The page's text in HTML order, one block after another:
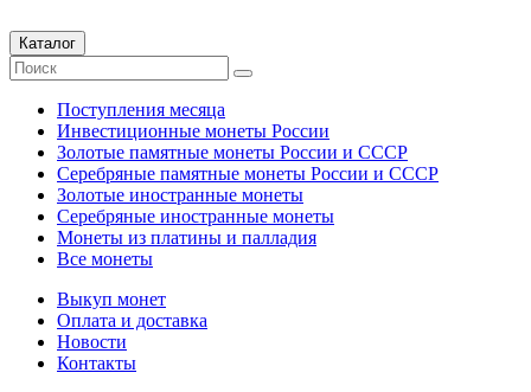
Каталог
Поступления месяца
Инвестиционные монеты России
Золотые памятные монеты России и СССР
Серебряные памятные монеты России и СССР
Золотые иностранные монеты
Серебряные иностранные монеты
Монеты из платины и палладия
Все монеты
Выкуп монет
Оплата и доставка
Новости
Контакты